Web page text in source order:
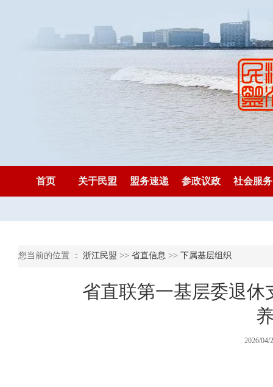
首页 关于民盟 盟务速递 参政议政 社会服务
您当前的位置 ： 浙江民盟 >> 省直信息 >> 下属基层组织
省直联第一基层委退
2026/04/